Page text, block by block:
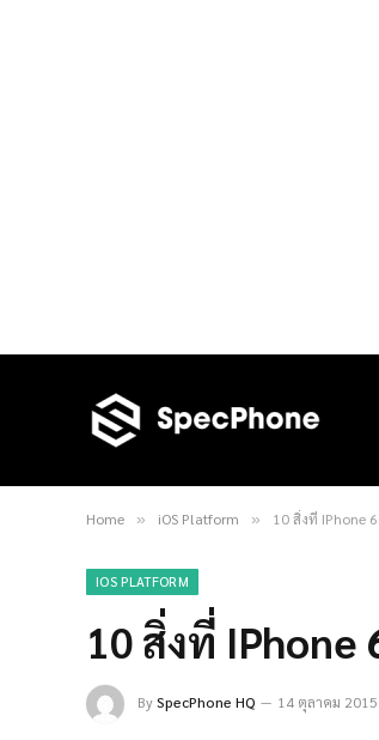
Home » iOS Platform » 10 สิ่งที่ IPhone
IOS PLATFORM
10 สิ่งที่ IPhone
BySpecPhone HQ 14 ตุลาคม 2015